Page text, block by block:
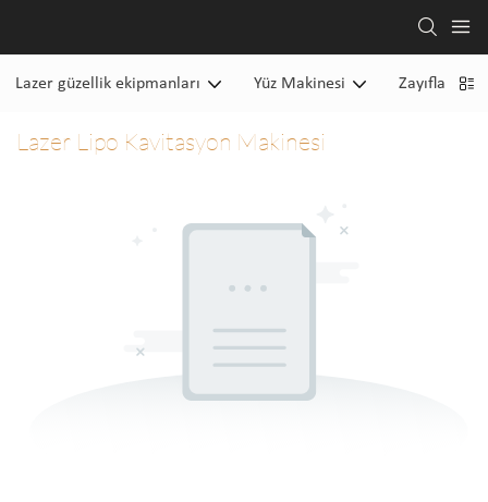
Lazer güzellik ekipmanları Yüz Makinesi Zayıflama
Lazer Lipo Kavitasyon Makinesi